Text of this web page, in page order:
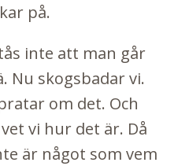
på.
inte att man går
Nu skogsbadar vi.
om det. Och
vi hur det är. Då
är något som vem